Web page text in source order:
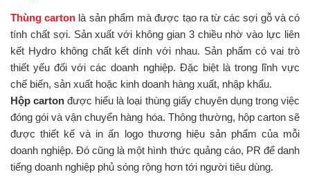
Thùng carton là sản phẩm mà được tạo ra từ các sợi gỗ và có
tính chất sợi. Sản xuất với không gian 3 chiều nhờ vào lực liên
kết Hydro không chất kết dính với nhau. Sản phẩm có vai trò
thiết yếu đối với các doanh nghiệp. Đặc biệt là trong lĩnh vực
chế biến, sản xuất hoặc kinh doanh hàng xuất, nhập khẩu.
Hộp carton được hiểu là loại thùng giấy chuyên dụng trong việc
đóng gói và vận chuyển hàng hóa. Thông thường, hộp carton sẽ
được thiết kế và in ấn logo thương hiệu sản phẩm của mỗi
doanh nghiệp. Đó cũng là một hình thức quảng cáo, PR để danh
tiếng doanh nghiệp phủ sóng rộng hơn tới người tiêu dùng.